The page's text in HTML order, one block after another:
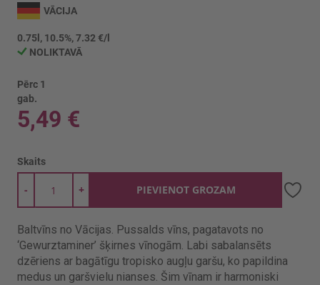
VĀCIJA
0.75l, 10.5%, 7.32 €/l
NOLIKTAVĀ
Pērc 1
gab.
5,49 €
Skaits
+
- PIEVIENOT GROZAM
Baltvīns no Vācijas. Pussalds vīns, pagatavots no
‘Gewurztaminer’ šķirnes vīnogām. Labi sabalansēts
dzēriens ar bagātīgu tropisko augļu garšu, ko papildina
medus un garšvielu nianses. Šim vīnam ir harmoniski